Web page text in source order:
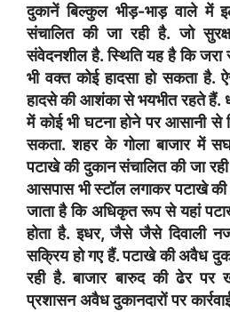
दुकानें बिल्कुल भीड़-भाड़ वाले में
संचालित की जा रही है. जो
संवेदनशील है. स्थिति यह है कि जरा
भी वक्त कोई हादसा हो सकता
हादसे की आशंका से भयभीत रहते हैं.
में कोई भी घटना होने पर आसानी से
सकता. शहर के गोला बाजार में
पटाखे की दुकान संचालित की जा
आसपास भी स्टॉल लगाकर पटाखे की
जाता है कि अधिकृत रूप से यहां
होता है. इधर, जैसे जैसे दिवाली
सक्रिय हो गए हैं. पटाखे की अवैध
रही है. बाजार बारुद की ढेर
प्रशासन अवैध दुकानदारों पर